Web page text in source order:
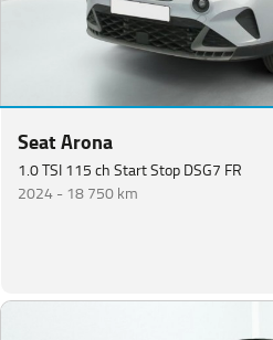
Seat Arona
1.0 TSI 115 ch Start Stop DSG7 FR
2024 - 18 750 km